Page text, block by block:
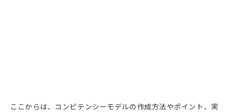
ここからは、コンピテンシーモデルの作成方法やポイント、実